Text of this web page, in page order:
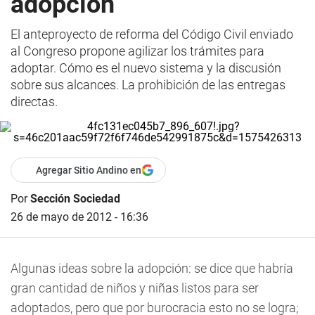
El anteproyecto de reforma del Código Civil enviado
al Congreso propone agilizar los trámites para
adoptar. Cómo es el nuevo sistema y la discusión
sobre sus alcances. La prohibición de las entregas
directas.
Agregar Sitio Andino en
PorSección Sociedad
26 de mayo de 2012 - 16:36
Algunas ideas sobre la adopción: se dice que habría
gran cantidad de niños y niñas listos para ser
adoptados, pero que por burocracia esto no se logra;